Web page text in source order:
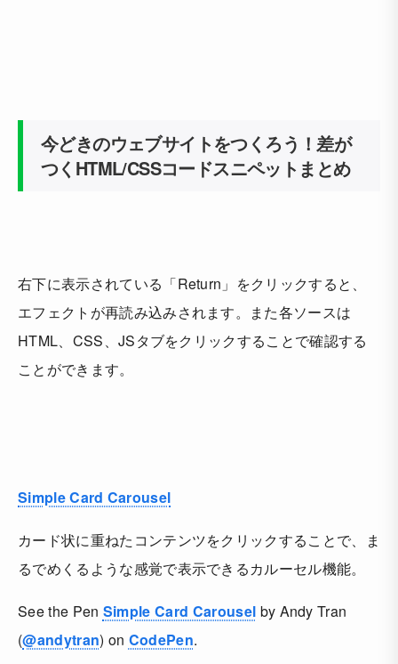
今どきのウェブサイトをつくろう！差が
つくHTML/CSSコードスニペットまとめ
右下に表示されている「Return」をクリックすると、
エフェクトが再読み込みされます。また各ソースは
HTML、CSS、JSタブをクリックすることで確認する
ことができます。
Simple Card Carousel
カード状に重ねたコンテンツをクリックすることで、ま
るでめくるような感覚で表示できるカルーセル機能。
See the Pen Simple Card Carousel by Andy Tran
(@andytran) on CodePen.